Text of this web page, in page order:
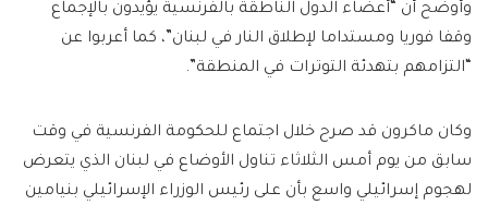
وأوضح أن “أعضاء الدول الناطقة بالفرنسية يؤيدون بالإجماع
وقفا فوريا ومستداما لإطلاق النار في لبنان”، كما أعربوا عن
“التزامهم بتهدئة التوترات في المنطقة”.
وكان ماكرون قد صرح خلال اجتماع للحكومة الفرنسية في وقت
سابق من يوم أمس الثلاثاء تناول الأوضاع في لبنان الذي يتعرض
لهجوم إسرائيلي واسع بأن على رئيس الوزراء الإسرائيلي بنيامين